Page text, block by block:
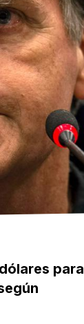
para